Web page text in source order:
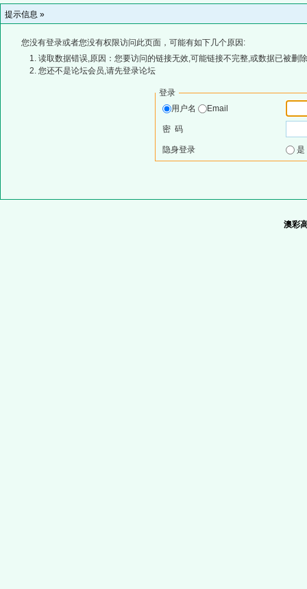
提示信息 »
您没有登录或者您没有权限访问此页面，可能有如下几个原因:
读取数据错误,原因：您要访问的链接无效,可能链接不完整,或数据已被删
您还不是论坛会员,请先登录论坛
登录
用户名
Email
密 码
隐身登录
澳彩